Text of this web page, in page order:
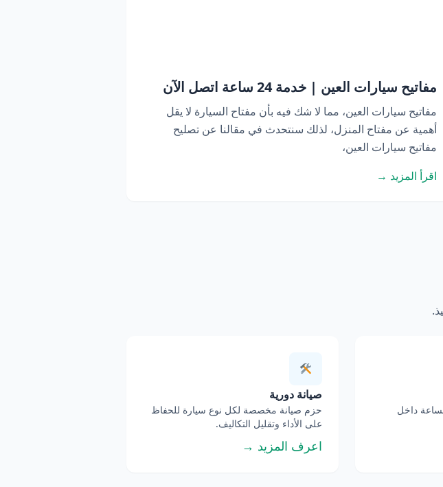
مفاتيح سيارات العين | خدمة 24 ساعة اتصل الآن
مفاتيح سيارات العين، مما لا شك فيه بأن مفتاح السيارة لا يقل
أهمية عن مفتاح المنزل، لذلك سنتحدث في مقالنا عن تصليح
مفاتيح سيارات العين،
اقرأ المزيد →
داخل
صيانة دورية
حزم صيانة مخصصة لكل نوع سيارة للحفاظ
على الأداء وتقليل التكاليف.
اعرف المزيد →